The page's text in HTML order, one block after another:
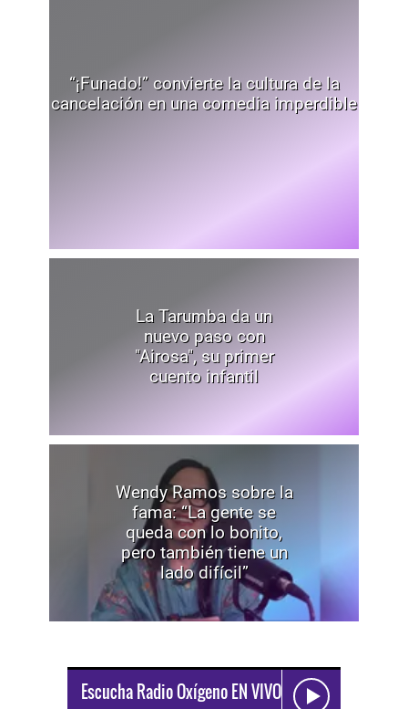
“¡Funado!” convierte la cultura de la
cancelación en una comedia imperdible
La Tarumba da un
nuevo paso con
"Airosa", su primer
cuento infantil
Wendy Ramos sobre la
fama: “La gente se
queda con lo bonito,
pero también tiene un
lado difícil”
Escucha Radio Oxígeno EN VIVO